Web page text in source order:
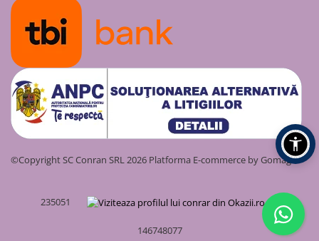
©Copyright SC Conran SRL 2026 Platforma E-commerce by Gomag
235051
146748077